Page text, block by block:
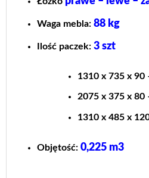
Waga mebla: 88 kg
Ilość paczek: 3 szt
1310 x 735 x 90
2075 x 375 x 80
1310 x 485 x
Objętość: 0,225 m3